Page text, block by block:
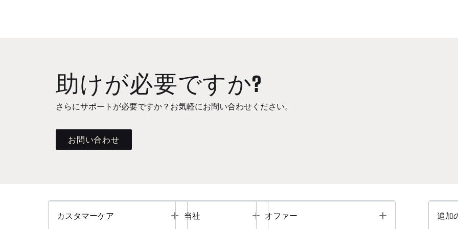
助けが必要ですか?
さらにサポートが必要ですか？お気軽にお問い合わせください。
お問い合わせ
カスタマーケア Toggle
当社 Toggle
オファー Toggle 追加